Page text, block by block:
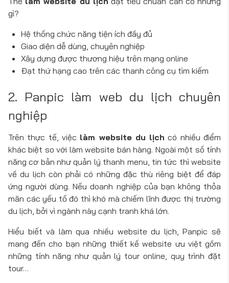
gì?
Hệ thống chức năng tiện ích đầy đủ
Giao diện dễ dùng, chuyên nghiệp
Xây dựng được thương hiệu trên mạng online
Đạt thứ hạng cao trên các thanh công cụ tìm kiếm
2. Panpic làm web du lịch chuyên
nghiệp
Trên thực tế, việc làm website du lịch có nhiều điểm
khác biệt so với làm website bán hàng. Ngoài một số tính
năng cơ bản như quản lý thanh menu, tin tức thì website
về du lịch còn phải có những đặc thù riêng biệt để đáp
ứng người dùng. Nếu doanh nghiệp của bạn không thỏa
mãn các yếu tố đó thì khó mà chiếm lĩnh được thị trường
du lịch, bởi vì ngành này cạnh tranh khá lớn.
Hiểu biết và làm qua nhiều website du lịch, Panpic sẽ
mang đến cho bạn những thiết kế website ưu việt gồm
những tính năng như quản lý tour online, quy trình đặt
tour…